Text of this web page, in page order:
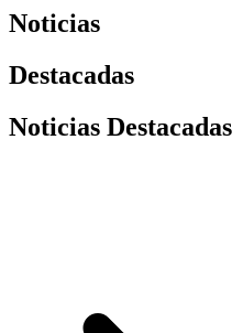
Noticias
Destacadas
Noticias Destacadas